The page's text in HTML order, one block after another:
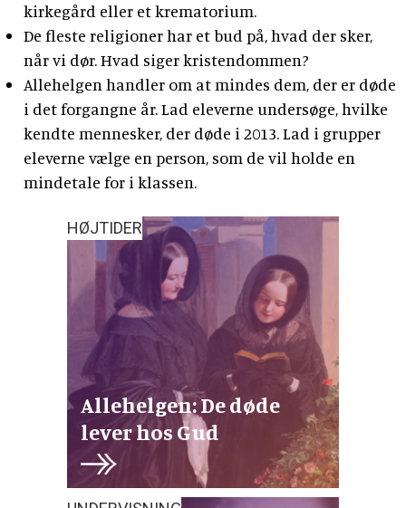
kirkegård eller et krematorium.
De fleste religioner har et bud på, hvad der sker,
når vi dør. Hvad siger kristendommen?
Allehelgen handler om at mindes dem, der er døde
i det forgangne år. Lad eleverne undersøge, hvilke
kendte mennesker, der døde i 2013. Lad i grupper
eleverne vælge en person, som de vil holde en
mindetale for i klassen.
HØJTIDER
Allehelgen: De døde
lever hos Gud